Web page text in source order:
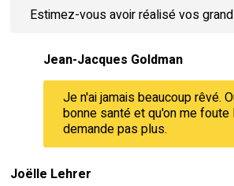
Estimez-vous avoir réalisé vos
Jean-Jacques Goldman
Je n'ai jamais beaucoup rêvé.
bonne santé et qu'on me foute
demande pas plus.
Joëlle Lehrer